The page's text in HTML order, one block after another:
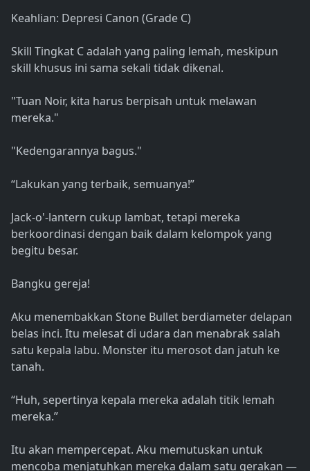
Keahlian: Depresi Canon (Grade C)
Skill Tingkat C adalah yang paling lemah, meskipun
skill khusus ini sama sekali tidak dikenal.
"Tuan Noir, kita harus berpisah untuk melawan
mereka."
"Kedengarannya bagus."
“Lakukan yang terbaik, semuanya!”
Jack-o'-lantern cukup lambat, tetapi mereka
berkoordinasi dengan baik dalam kelompok yang
begitu besar.
Bangku gereja!
Aku menembakkan Stone Bullet berdiameter delapan
belas inci. Itu melesat di udara dan menabrak salah
satu kepala labu. Monster itu merosot dan jatuh ke
tanah.
“Huh, sepertinya kepala mereka adalah titik lemah
mereka.”
Itu akan mempercepat. Aku memutuskan untuk
mencoba menjatuhkan mereka dalam satu gerakan —